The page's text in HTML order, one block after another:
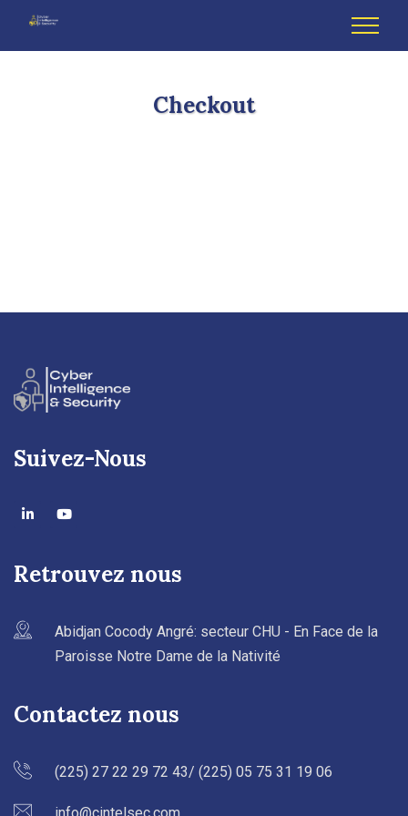
Checkout
Suivez-Nous
Retrouvez nous
Abidjan Cocody Angré: secteur CHU - En Face de la
Paroisse Notre Dame de la Nativité
Contactez nous
(225) 27 22 29 72 43/ (225) 05 75 31 19 06